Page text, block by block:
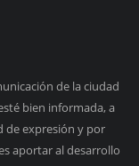
de la ciudad
bien informada, a
de expresión y por
aportar al desarrollo